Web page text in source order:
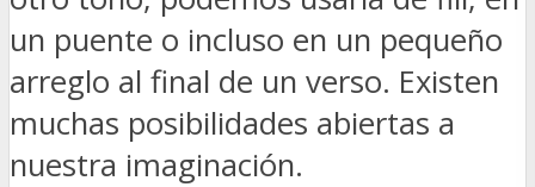
un puente o incluso en un pequeño
arreglo al final de un verso. Existen
muchas posibilidades abiertas a
nuestra imaginación.